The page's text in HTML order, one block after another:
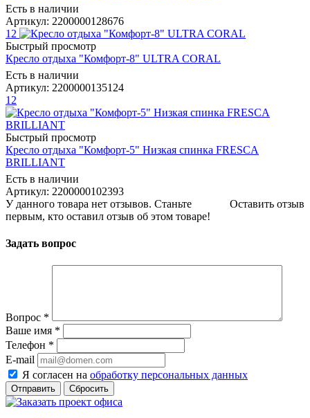
Есть в наличии
Артикул: 2200000128676
12
Быстрый просмотр
Кресло отдыха "Комфорт-8" ULTRA CORAL
Есть в наличии
Артикул: 2200000135124
12
Быстрый просмотр
Кресло отдыха "Комфорт-5" Низкая спинка FRESCA
BRILLIANT
Есть в наличии
Артикул: 2200000102393
Оставить отзыв
У данного товара нет отзывов. Станьте
первым, кто оставил отзыв об этом товаре!
Задать вопрос
Вопрос *
Ваше имя *
Телефон *
E-mail
Я согласен на обработку персональных данных
Сбросить